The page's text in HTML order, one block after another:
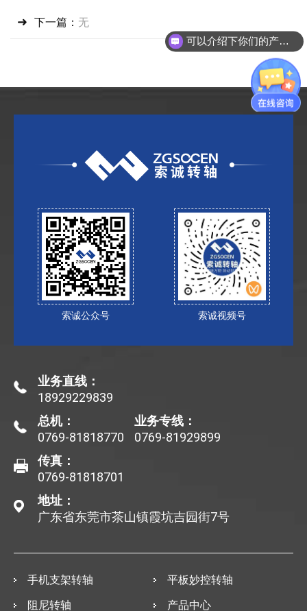
下一篇： 无
索诚公众号 索诚视频号
业务直线：
18929229839
总机：
0769-81818770
业务专线：
0769-81929899
传真：
0769-81818701
地址：
广东省东莞市茶山镇霞坑吉园街7号
手机支架转轴
平板妙控转轴
阻尼转轴
产品中心
可以介绍下你们的产品么？